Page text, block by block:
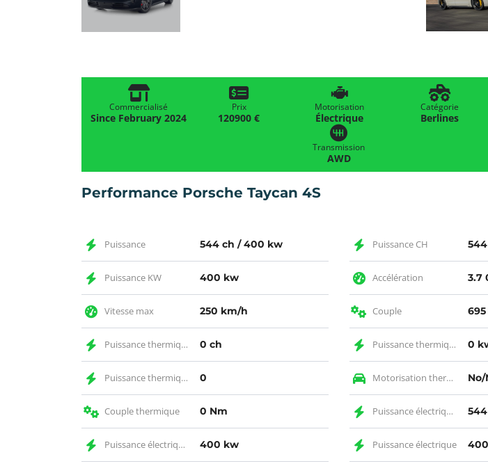
Commercialisé
Since February 2024
Prix
120900 €
Motorisation
Électrique
Catégorie
Berlines
Transmission
AWD
Performance Porsche Taycan 4S
Puissance 544 ch / 400 kw Puissance CH
Puissance KW 400 kw Accélération 3.7
Vitesse max 250 km/h Couple
Puissance thermique CH 0 ch Puissance thermique KW 0
Puissance thermique 0 Motorisation thermique No/
Couple thermique 0 Nm Puissance électrique CH
Puissance électrique KW 400 kw Puissance électrique